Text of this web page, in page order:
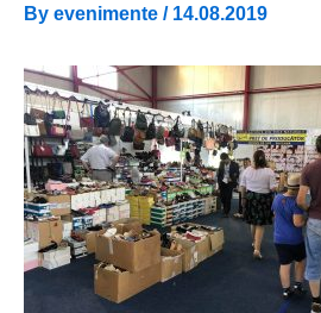
By evenimente / 14.08.2019